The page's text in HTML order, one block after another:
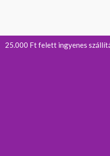
25.000 Ft felett ingyenes